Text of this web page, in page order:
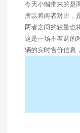
今天小编带来的是
所以将两者对比，
两者之间的较量也
这是一场不着调的
辆的实时售价信息